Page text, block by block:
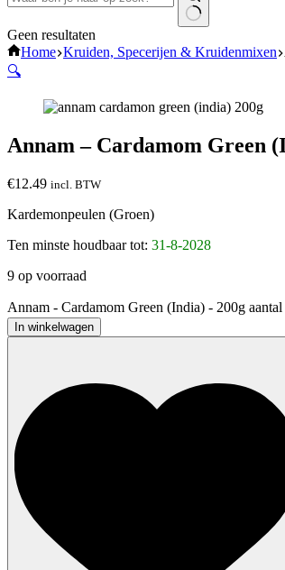
Geen resultaten
Home Kruiden, Specerijen & Kruidenmixen
🔍
Annam – Cardamom Green
€12.49 incl. BTW
Kardemonpeulen (Groen)
Ten minste houdbaar tot: 31-8-2028
9 op voorraad
Annam - Cardamom Green (India) - 200g aantal
In winkelwagen